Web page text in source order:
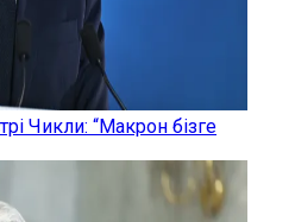
Чикли: “Макрон бізге